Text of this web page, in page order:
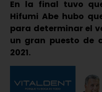
En la final tuvo
Hifumi Abe hubo
para determinar el
un gran puesto de
2021.